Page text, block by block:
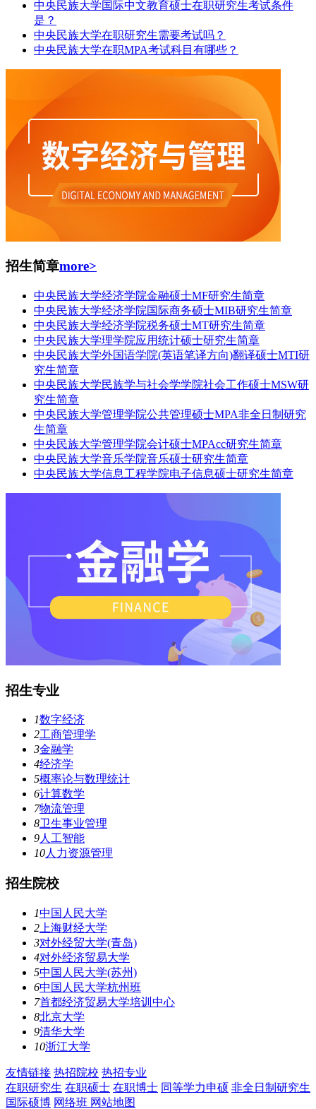
中央民族大学国际中文教育硕士在职研究生考试条件
是？
中央民族大学在职研究生需要考试吗？
中央民族大学在职MPA考试科目有哪些？
招生简章more>
中央民族大学经济学院金融硕士MF研究生简章
中央民族大学经济学院国际商务硕士MIB研究生简章
中央民族大学经济学院税务硕士MT研究生简章
中央民族大学理学院应用统计硕士研究生简章
中央民族大学外国语学院(英语笔译方向)翻译硕士MTI研
究生简章
中央民族大学民族学与社会学学院社会工作硕士MSW研
究生简章
中央民族大学管理学院公共管理硕士MPA非全日制研究
生简章
中央民族大学管理学院会计硕士MPAcc研究生简章
中央民族大学音乐学院音乐硕士研究生简章
中央民族大学信息工程学院电子信息硕士研究生简章
招生专业
1数字经济
2工商管理学
3金融学
4经济学
5概率论与数理统计
6计算数学
7物流管理
8卫生事业管理
9人工智能
10人力资源管理
招生院校
1中国人民大学
2 上海财经大学
3对外经贸大学(青岛)
4对外经济贸易大学
5中国人民大学(苏州)
6中国人民大学杭州班
7首都经济贸易大学培训中心
8北京大学
9清华大学
10浙江大学
友情链接 热招院校 热招专业
在职研究生 在职硕士 在职博士 同等学力申硕 非全日制研究生
国际硕博 网络班 网站地图